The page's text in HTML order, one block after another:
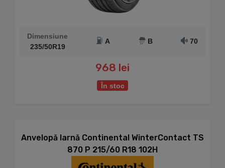
Dimensiune
235/50R19
A B 70
968 lei
În stoc
Anvelopă Iarnă Continental WinterContact TS
870 P 215/60 R18 102H